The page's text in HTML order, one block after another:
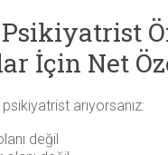
İçin Net
arıyorsanız:
değil